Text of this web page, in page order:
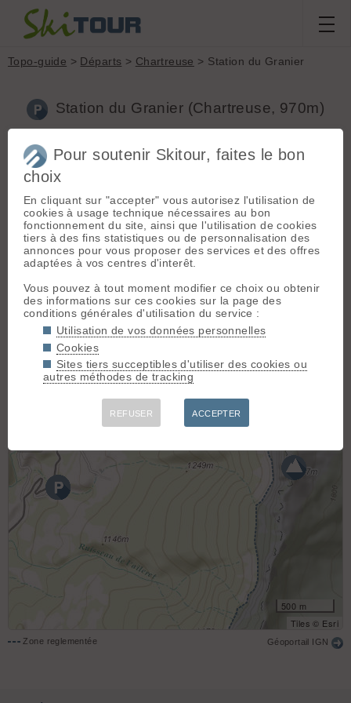
Topo-guide > Départs > Chartreuse > Station du Granier
Station du Granier (Chartreuse, 970m)
Accès :De Chambery passer le col du Granier pour
redescendre sur St Pierre d'Entremont. 3 km après le col on
trouve la petite station du Granier sur la gauche où l'on se
gare. (toujours deneigé)
Limitez votre impact :
Privilégiez les départs proches, les
moyens de transport plus responsables et le covoiturage 👍
Topos associés - Station du Granier
Mont Granier, par les barres de Tencovaz(D+ 960m / Ski
4.1)
500 m
Tiles © Esri
Zone reglementée Géoportail IGN
Pour soutenir Skitour, faites le bon
choix
En cliquant sur "accepter" vous autorisez l'utilisation de
cookies à usage technique nécessaires au bon
fonctionnement du site, ainsi que l'utilisation de cookies
tiers à des fins statistiques ou de personnalisation des
annonces pour vous proposer des services et des offres
adaptées à vos centres d'interêt.
Vous pouvez à tout moment modifier ce choix ou obtenir
des informations sur ces cookies sur la page des
conditions générales d'utilisation du service :
Utilisation de vos données personnelles
Cookies
Sites tiers succeptibles d'utiliser des cookies ou
autres méthodes de tracking
REFUSER ACCEPTER